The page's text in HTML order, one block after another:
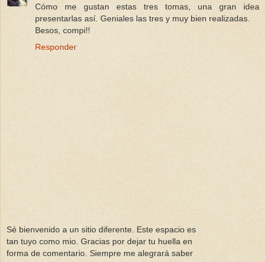
Cómo me gustan estas tres tomas, una gran idea
presentarlas así. Geniales las tres y muy bien realizadas.
Besos, compi!!
Responder
Sé bienvenido a un sitio diferente. Este espacio es
tan tuyo como mio. Gracias por dejar tu huella en
forma de comentario. Siempre me alegrará saber